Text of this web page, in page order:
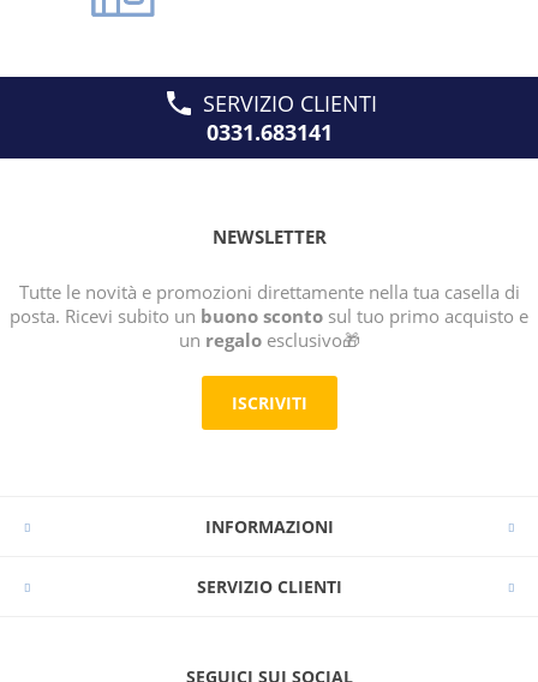
SERVIZIO CLIENTI
0331.683141
NEWSLETTER
Tutte le novità e promozioni direttamente nella tua casella di
posta. Ricevi subito un buono sconto sul tuo primo acquisto e
un regaloesclusivo🎁
ISCRIVITI
INFORMAZIONI
SERVIZIO CLIENTI
SEGUICI SUI SOCIAL